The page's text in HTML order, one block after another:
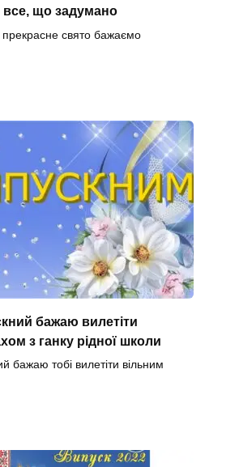
все, що задумано
свято бажаємо
бажаю вилетіти
з ганку рідної школи
бажаю тобі вилетіти вільним